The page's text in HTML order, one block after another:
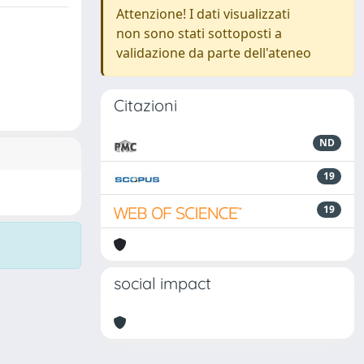
Attenzione! I dati visualizzati
non sono stati sottoposti a
validazione da parte dell'ateneo
Citazioni
ND
19
19
social impact